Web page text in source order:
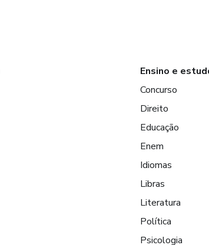
Ensino e
Concurso
Direito
Educação
Enem
Idiomas
Libras
Literatura
Política
Psicologia